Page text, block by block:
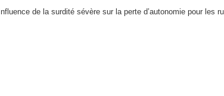
Influence de la surdité sévère sur la perte d’autonomie pour les